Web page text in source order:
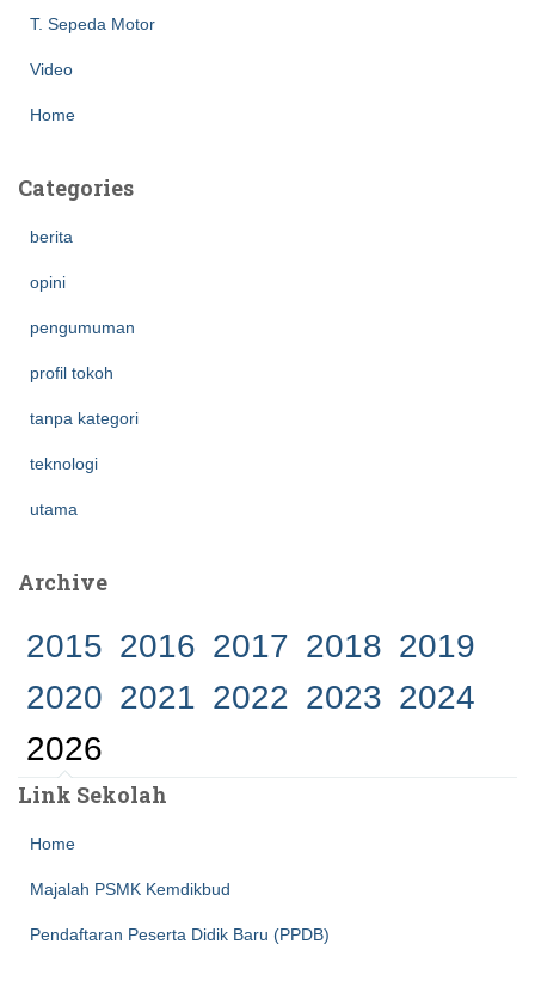
T. Sepeda Motor
Video
Home
Categories
berita
opini
pengumuman
profil tokoh
tanpa kategori
teknologi
utama
Archive
2015 2016 2017 2018 2019
2020 2021 2022 2023 2024
2026
Link Sekolah
Home
Majalah PSMK Kemdikbud
Pendaftaran Peserta Didik Baru (PPDB)